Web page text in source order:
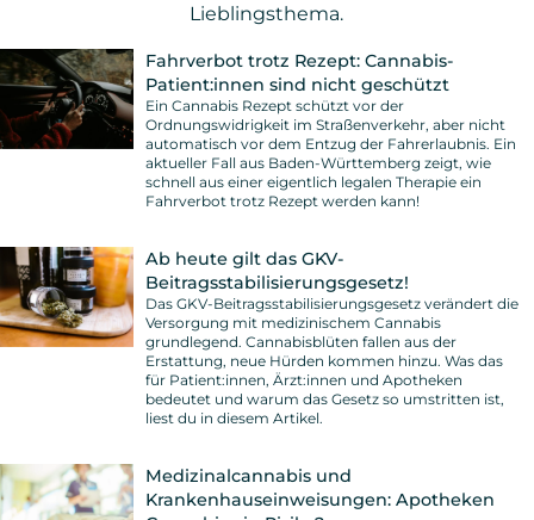
Lieblingsthema.
Fahrverbot trotz Rezept: Cannabis-
Patient:innen sind nicht geschützt
Ein Cannabis Rezept schützt vor der
Ordnungswidrigkeit im Straßenverkehr, aber nicht
automatisch vor dem Entzug der Fahrerlaubnis. Ein
aktueller Fall aus Baden-Württemberg zeigt, wie
schnell aus einer eigentlich legalen Therapie ein
Fahrverbot trotz Rezept werden kann!
Ab heute gilt das GKV-
Beitragsstabilisierungsgesetz!
Das GKV-Beitragsstabilisierungsgesetz verändert die
Versorgung mit medizinischem Cannabis
grundlegend. Cannabisblüten fallen aus der
Erstattung, neue Hürden kommen hinzu. Was das
für Patient:innen, Ärzt:innen und Apotheken
bedeutet und warum das Gesetz so umstritten ist,
liest du in diesem Artikel.
Medizinalcannabis und
Krankenhauseinweisungen: Apotheken